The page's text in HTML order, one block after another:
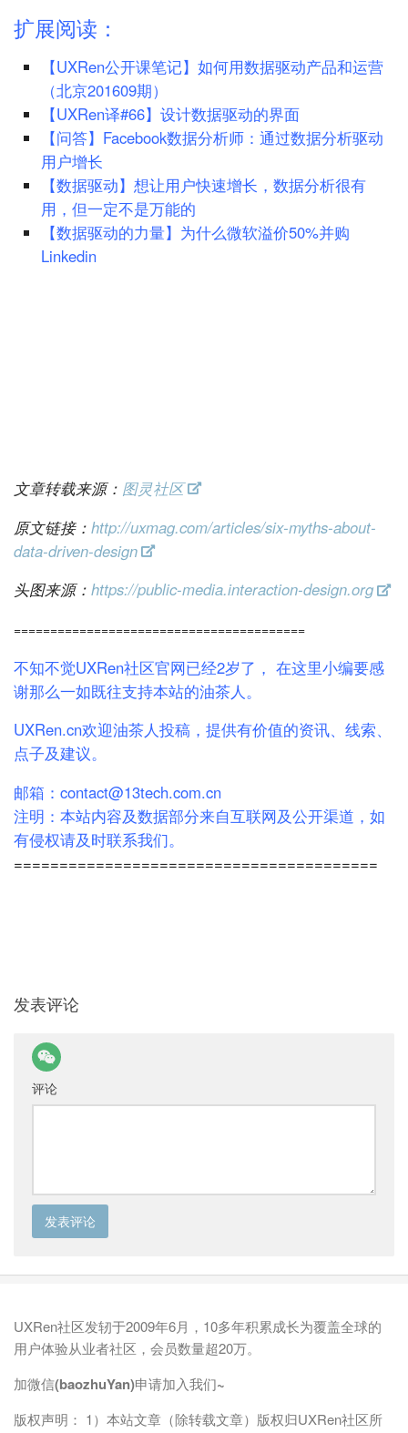
扩展阅读：
【UXRen公开课笔记】如何用数据驱动产品和运营
（北京201609期）
【UXRen译#66】设计数据驱动的界面
【问答】Facebook数据分析师：通过数据分析驱动
用户增长
【数据驱动】想让用户快速增长，数据分析很有
用，但一定不是万能的
【数据驱动的力量】为什么微软溢价50%并购
Linkedin
文章转载来源： 图灵社区
原文链接： http://uxmag.com/articles/six-myths-about-
data-driven-design
头图来源： https://public-media.interaction-design.org
========================================
不知不觉UXRen社区官网已经2岁了， 在这里小编要感
谢那么一如既往支持本站的油茶人。
UXRen.cn欢迎油茶人投稿，提供有价值的资讯、线索、
点子及建议。
邮箱： contact@13tech.com.cn
注明：本站内容及数据部分来自互联网及公开渠道，如
有侵权请及时联系我们。
========================================
发表评论
评论
UXRen社区发轫于2009年6月，10多年积累成长为覆盖全球的
用户体验从业者社区，会员数量超20万。
加微信(baozhuYan)申请加入我们~
版权声明： 1）本站文章（除转载文章）版权归UXRen社区所